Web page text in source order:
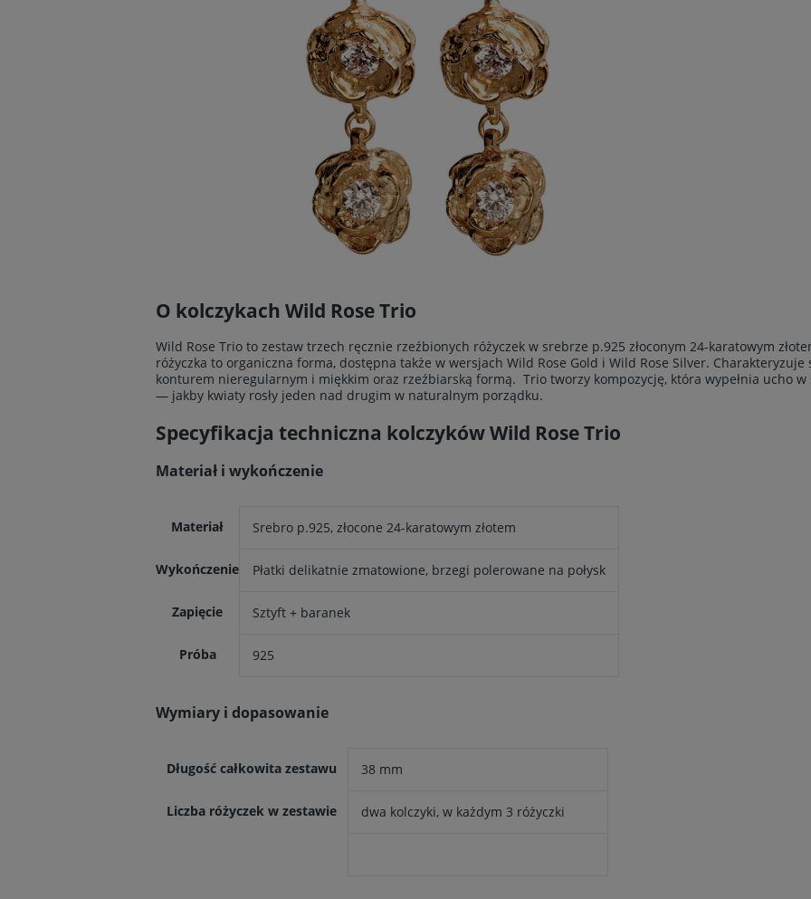
O kolczykach Wild Rose Trio
Wild Rose Trio to zestaw trzech ręcznie rzeźbionych różyczek w srebrze p.925 złoconym 24-karatowym
różyczka to organiczna forma, dostępna także w wersjach Wild Rose Gold i Wild Rose Silver.
konturem nieregularnym i miękkim oraz rzeźbiarską formą. Trio tworzy kompozycję, która wypełnia ucho
— jakby kwiaty rosły jeden nad drugim w naturalnym porządku.
Specyfikacja techniczna kolczyków Wild Rose Trio
Materiał i wykończenie
Materiał Srebro p.925, złocone 24-karatowym złotem
Wykończenie Płatki delikatnie zmatowione, brzegi polerowane na połysk
Zapięcie Sztyft + baranek
Próba 925
Wymiary i dopasowanie
Długość całkowita zestawu 38 mm
Liczba różyczek w zestawie dwa kolczyki, w każdym 3 różyczki